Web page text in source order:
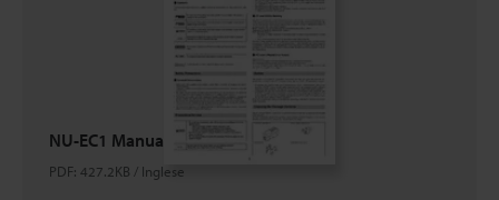
NU-EC1 Manuale di Istruzioni
PDF: 427.2KB / Inglese